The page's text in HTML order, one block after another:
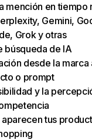
mención en tiempo
Gemini,
Grok y otras
búsqueda de IA
desde la marca
o prompt
y la
tus